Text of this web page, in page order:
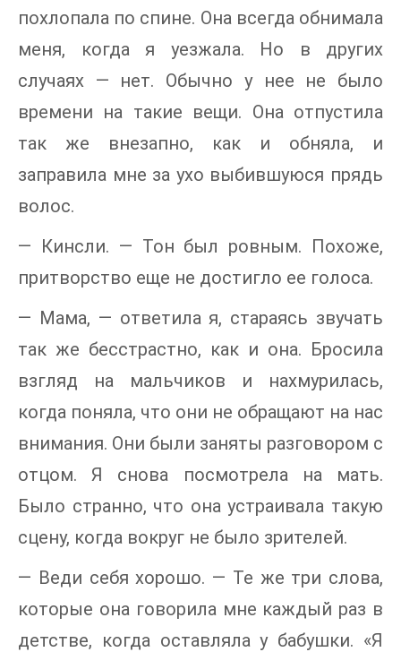
похлопала по спине. Она всегда обнимала
меня, когда я уезжала. Но в других
случаях — нет. Обычно у нее не было
времени на такие вещи. Она отпустила
так же внезапно, как и обняла, и
заправила мне за ухо выбившуюся прядь
волос.
— Кинсли. — Тон был ровным. Похоже,
притворство еще не достигло ее голоса.
— Мама, — ответила я, стараясь звучать
так же бесстрастно, как и она. Бросила
взгляд на мальчиков и нахмурилась,
когда поняла, что они не обращают на нас
внимания. Они были заняты разговором с
отцом. Я снова посмотрела на мать.
Было странно, что она устраивала такую
сцену, когда вокруг не было зрителей.
— Веди себя хорошо. — Те же три слова,
которые она говорила мне каждый раз в
детстве, когда оставляла у бабушки. «Я